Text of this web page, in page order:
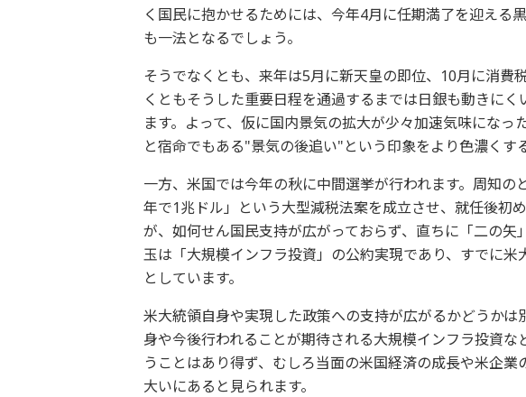
く国民に抱かせるためには、今年4月に任期満了を迎える
も一法となるでしょう。
そうでなくとも、来年は5月に新天皇の即位、10月に消費
くともそうした重要日程を通過するまでは日銀も動きに
ます。よって、仮に国内景気の拡大が少々加速気味にな
と宿命でもある"景気の後追い"という印象をより色濃くす
一方、米国では今年の秋に中間選挙が行われます。周知
年で1兆ドル」という大型減税法案を成立させ、就任後初
が、如何せん国民支持が広がっておらず、直ちに「二の矢
玉は「大規模インフラ投資」の公約実現であり、すでに
としています。
米大統領自身や実現した政策への支持が広がるかどうか
身や今後行われることが期待される大規模インフラ投資
うことはあり得ず、むしろ当面の米国経済の成長や米企
大いにあると見られます。